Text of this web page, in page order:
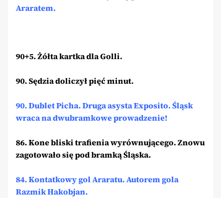
Araratem.
90+5. Żółta kartka dla Golli.
90. Sędzia doliczył pięć minut.
90. Dublet Picha. Druga asysta Exposito. Śląsk
wraca na dwubramkowe prowadzenie!
86. Kone bliski trafienia wyrównującego. Znowu
zagotowało się pod bramką Śląska.
84. Kontatkowy gol Araratu. Autorem gola
Razmik Hakobjan.